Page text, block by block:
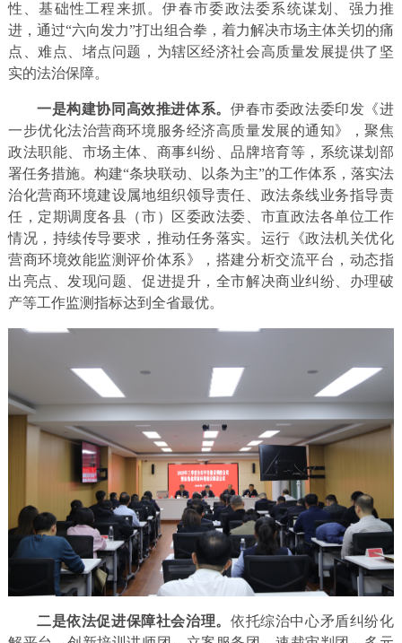
性、基础性工程来抓。伊春市委政法委系统谋划、强力推
进，通过“六向发力”打出组合拳，着力解决市场主体关切的痛
点、难点、堵点问题，为辖区经济社会高质量发展提供了坚
实的法治保障。
一是构建协同高效推进体系。 伊春市委政法委印发《进
一步优化法治营商环境服务经济高质量发展的通知》，聚焦
政法职能、市场主体、商事纠纷、品牌培育等，系统谋划部
署任务措施。构建“条块联动、以条为主”的工作体系，落实法
治化营商环境建设属地组织领导责任、政法条线业务指导责
任，定期调度各县（市）区委政法委、市直政法各单位工作
情况，持续传导要求，推动任务落实。运行《政法机关优化
营商环境效能监测评价体系》，搭建分析交流平台，动态指
出亮点、发现问题、促进提升，全市解决商业纠纷、办理破
产等工作监测指标达到全省最优。
二是依法促进保障社会治理。 依托综治中心矛盾纠纷化